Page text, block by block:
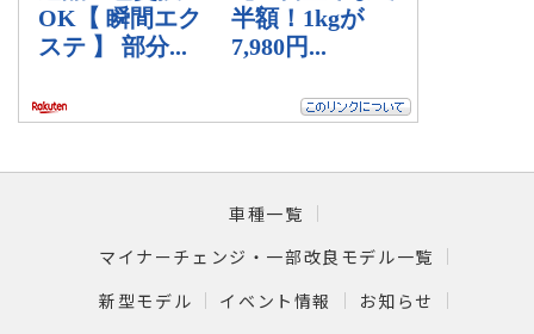
車種一覧
マイナーチェンジ・一部改良モデル一覧
新型モデル
イベント情報
お知らせ